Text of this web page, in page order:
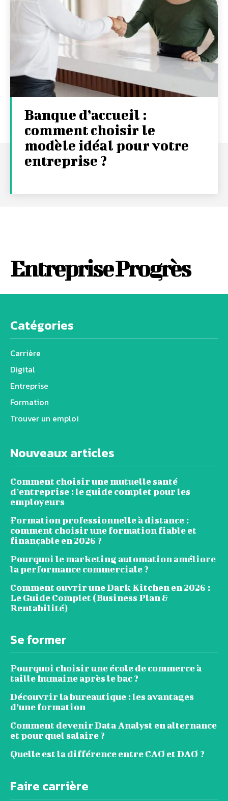
Banque d’accueil :
comment choisir le
modèle idéal pour votre
entreprise ?
Entreprise Progrès
Catégories
Carrière
Digital
Entreprise
Formation
Trouver un emploi
Nouveaux articles
Comment choisir une mutuelle santé
d’entreprise : le guide complet pour les
employeurs
Formation professionnelle à distance :
comment choisir une formation fiable et
finançable en 2026 ?
Pourquoi le marketing automation améliore
la performance commerciale ?
Comment ouvrir une Dark Kitchen en 2026 :
Le Guide Complet (Business Plan &
Rentabilité)
Se former
Pourquoi choisir une école de commerce à
taille humaine après le bac ?
Découvrir la bureautique : les avantages
d’une formation
Comment devenir Data Analyst en alternance
et pour quel salaire ?
Quelle est la différence entre CAO et DAO ?
Faire carrière